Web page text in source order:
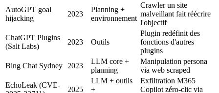
AutoGPT goal
hijacking
2023
Planning +
environnement
Crawler un site
malveillant fait réécrire
l'objectif
ChatGPT Plugins
(Salt Labs)
2023 Outils
Plugin redéfinit des
fonctions d'autres
plugins
Bing Chat Sydney
2023
LLM core +
planning
Manipulation persona
via web scraped
EchoLeak (CVE-
2025
LLM + outils
+
Exfiltration M365
Copilot zéro-clic via